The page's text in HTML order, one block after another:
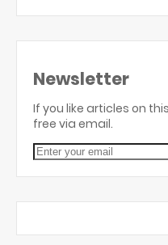
Newsletter
If you like articles on
free via email.